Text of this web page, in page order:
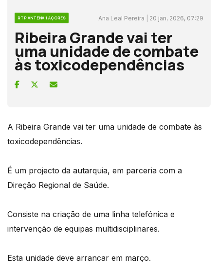
RTP ANTENA 1 AÇORES Ana Leal Pereira | 20 jan, 2026, 07:29
Ribeira Grande vai ter
uma unidade de combate
às toxicodependências
A Ribeira Grande vai ter uma unidade de combate às
toxicodependências.
É um projecto da autarquia, em parceria com a
Direção Regional de Saúde.
Consiste na criação de uma linha telefónica e
intervenção de equipas multidisciplinares.
Esta unidade deve arrancar em março.